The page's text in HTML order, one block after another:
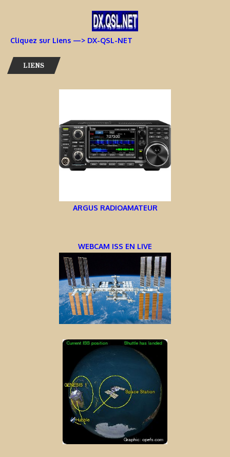
Cliquez sur Liens —> DX-QSL-NET
LIENS
ARGUS RADIOAMATEUR
WEBCAM ISS EN LIVE